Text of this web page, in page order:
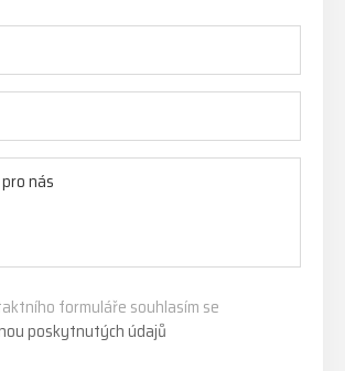
formuláře souhlasím se
poskytnutých údajů